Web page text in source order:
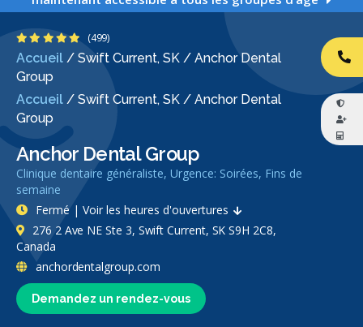
Accueil / Swift Current, SK / Anchor Dental
Group
Accueil / Swift Current, SK / Anchor Dental
Group
Anchor Dental Group
Clinique dentaire généraliste, Urgence: Soirées, Fins de
semaine
4.9 étoiles
(499)
Demandez un rendez-vous
Fermé | Voir les heures d'ouvertures
276 2 Ave NE Ste 3, Swift Current, SK S9H 2C8,
Canada
anchordentalgroup.com